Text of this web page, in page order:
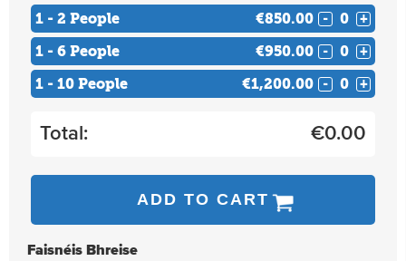
1 - 2 People €850.00 - +
1 - 6 People €950.00 - +
1 - 10 People €1,200.00 - +
Total: €0.00
ADD TO CART
Faisnéis Bhreise